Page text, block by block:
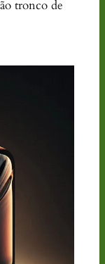
tronco de